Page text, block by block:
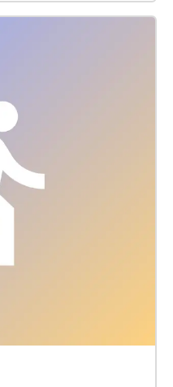
Von der
Archiv des FFBIZ und
Oper; von
die Klappe am
Buchladen Lilith
(c) Dieter